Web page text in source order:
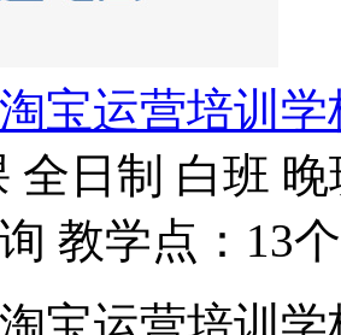
宝运营培训学
全日制 白班 晚
教学点：13个
宝运营培训